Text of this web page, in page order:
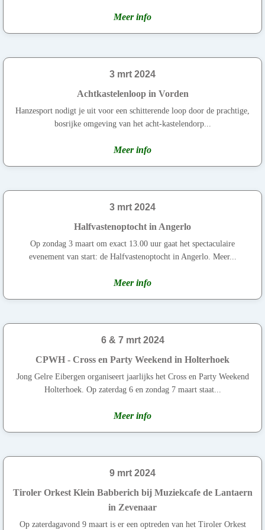
Meer info
3 mrt 2024
Achtkastelenloop in Vorden
Hanzesport nodigt je uit voor een schitterende loop door de prachtige,
bosrijke omgeving van het acht-kastelendorp...
Meer info
3 mrt 2024
Halfvastenoptocht in Angerlo
Op zondag 3 maart om exact 13.00 uur gaat het spectaculaire
evenement van start: de Halfvastenoptocht in Angerlo. Meer...
Meer info
6 & 7 mrt 2024
CPWH - Cross en Party Weekend in Holterhoek
Jong Gelre Eibergen organiseert jaarlijks het Cross en Party Weekend
Holterhoek. Op zaterdag 6 en zondag 7 maart staat...
Meer info
9 mrt 2024
Tiroler Orkest Klein Babberich bij Muziekcafe de Lantaern
in Zevenaar
Op zaterdagavond 9 maart is er een optreden van het Tiroler Orkest